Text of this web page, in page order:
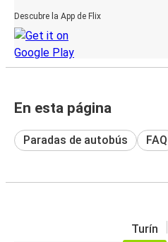
Descubre la App de Flix
En esta página
Paradas de autobús FAQ
Turín